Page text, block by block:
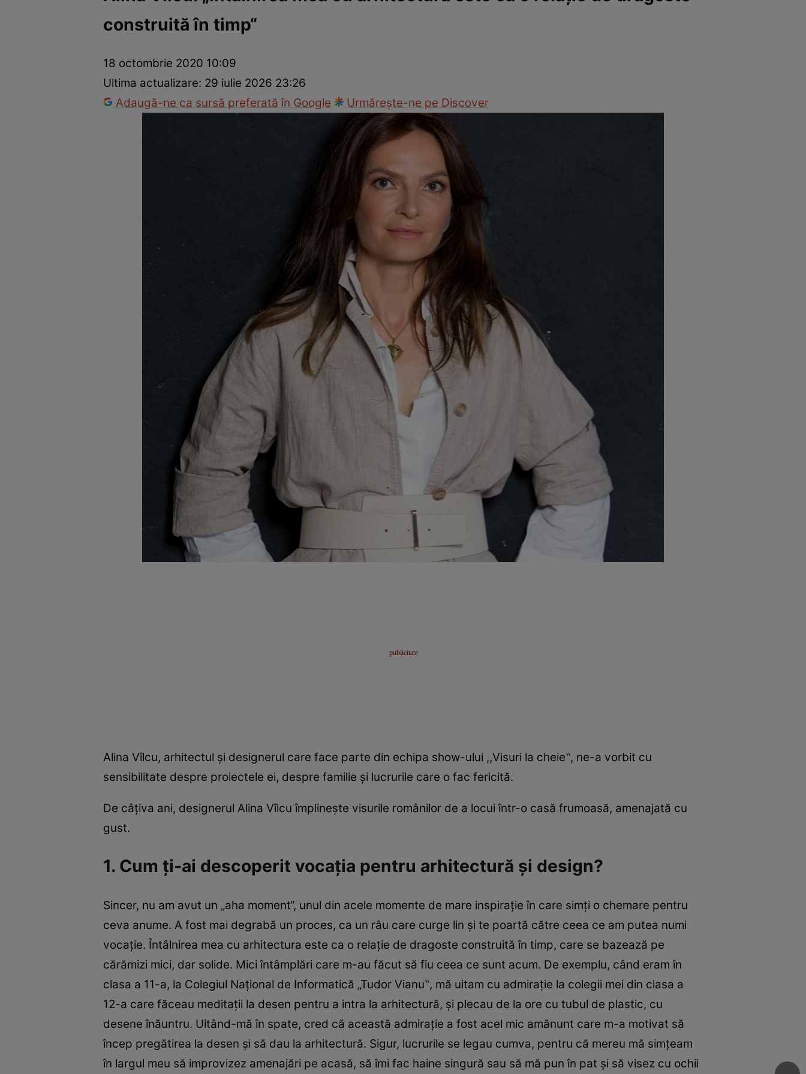
Vedete internaționaleVedete româneștiInterviurile Click!
construită în timp“
18 octombrie 2020 10:09
Ultima actualizare: 29 iulie 2026 23:26
Adaugă-ne ca sursă preferată în Google
Urmărește-ne pe Discover
Alina Vîlcu, arhitectul şi designerul care face parte din echipa show-ului ,,Visuri la cheie‟, ne-a vorbit cu
sensibilitate despre proiectele ei, despre familie şi lucrurile care o fac fericită.
De câţiva ani, designerul Alina Vîlcu împlineşte visurile românilor de a locui într-o casă frumoasă, amenajată cu
gust.
1. Cum ţi-ai descoperit vocaţia pentru arhitectură şi design?
Sincer, nu am avut un „aha moment“, unul din acele momente de mare inspiraţie în care simţi o chemare pentru
ceva anume. A fost mai degrabă un proces, ca un râu care curge lin şi te poartă către ceea ce am putea numi
vocaţie. Întâlnirea mea cu arhitectura este ca o relaţie de dragoste construită în timp, care se bazează pe
cărămizi mici, dar solide. Mici întâmplări care m-au făcut să fiu ceea ce sunt acum. De exemplu, când eram în
clasa a 11-a, la Colegiul Naţional de Informatică „Tudor Vianu‟, mă uitam cu admiraţie la colegii mei din clasa a
12-a care făceau meditaţii la desen pentru a intra la arhitectură, şi plecau de la ore cu tubul de plastic, cu
desene înăuntru. Uitând-mă în spate, cred că această admiraţie a fost acel mic amănunt care m-a motivat să
încep pregătirea la desen şi să dau la arhitectură. Sigur, lucrurile se legau cumva, pentru că mereu mă simţeam
în largul meu să improvizez amenajări pe acasă, să îmi fac haine singură sau să mă pun în pat şi să visez cu ochii